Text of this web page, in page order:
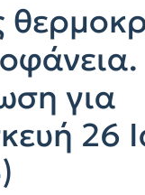
για
26